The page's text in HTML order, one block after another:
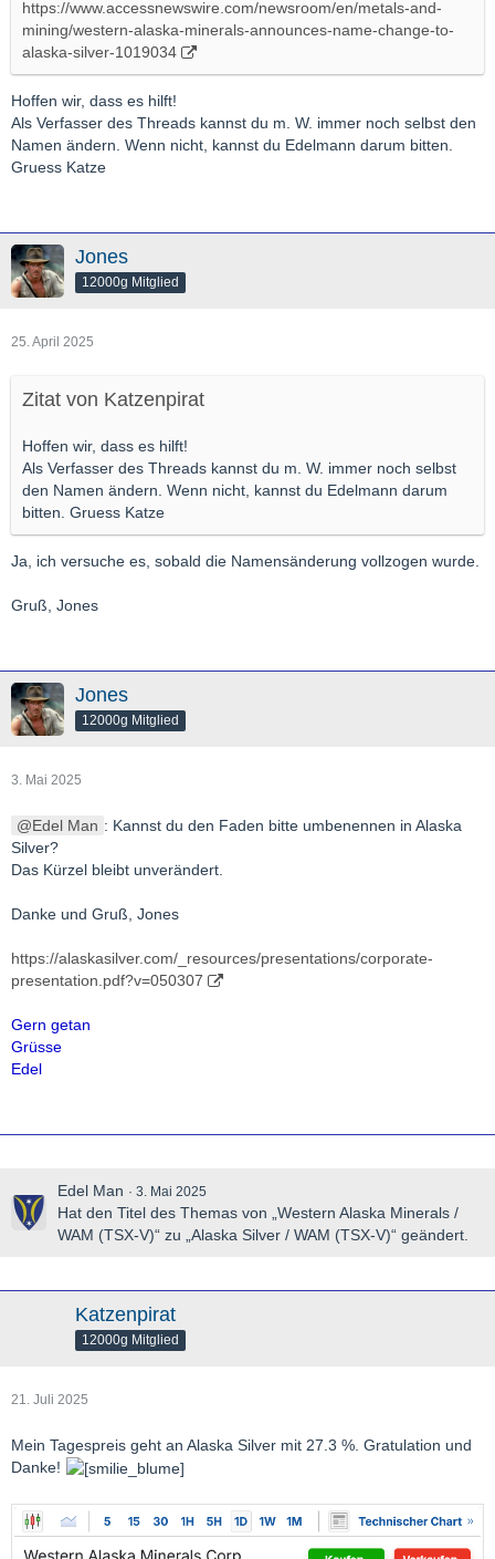
https://www.accessnewswire.com/newsroom/en/metals-and-
mining/western-alaska-minerals-announces-name-change-to-
alaska-silver-1019034
Hoffen wir, dass es hilft!
Als Verfasser des Threads kannst du m. W. immer noch selbst den
Namen ändern. Wenn nicht, kannst du Edelmann darum bitten.
Gruess Katze
Jones
12000g Mitglied
25. April 2025
Zitat von Katzenpirat
Hoffen wir, dass es hilft!
Als Verfasser des Threads kannst du m. W. immer noch selbst
den Namen ändern. Wenn nicht, kannst du Edelmann darum
bitten. Gruess Katze
Ja, ich versuche es, sobald die Namensänderung vollzogen wurde.
Gruß, Jones
Jones
12000g Mitglied
3. Mai 2025
Edel Man : Kannst du den Faden bitte umbenennen in Alaska
Silver?
Das Kürzel bleibt unverändert.
Danke und Gruß, Jones
https://alaskasilver.com/_resources/presentations/corporate-
presentation.pdf?v=050307
Gern getan
Grüsse
Edel
Edel Man 3. Mai 2025
Hat den Titel des Themas von „Western Alaska Minerals /
WAM (TSX-V)“ zu „Alaska Silver / WAM (TSX-V)“ geändert.
Katzenpirat
12000g Mitglied
21. Juli 2025
Mein Tagespreis geht an Alaska Silver mit 27.3 %. Gratulation und
Danke!